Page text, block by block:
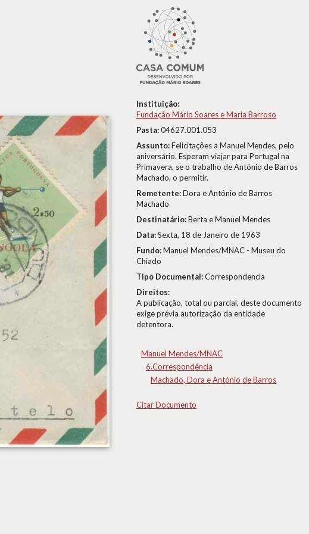
Instituição:
Fundação Mário Soares e Maria Barroso
Pasta:04627.001.053
Assunto:Felicitações a Manuel Mendes, pelo
aniversário. Esperam viajar para Portugal na
Primavera, se o trabalho de António de Barros
Machado, o permitir.
Remetente:Dora e António de Barros
Machado
Destinatário:Berta e Manuel Mendes
Data:Sexta, 18 de Janeiro de 1963
Fundo:Manuel Mendes/MNAC - Museu do
Chiado
Tipo Documental:Correspondencia
Direitos:
A publicação, total ou parcial, deste documento
exige prévia autorização da entidade
detentora.
Manuel Mendes/MNAC
6.Correspondência
Machado, Dora e António de Barros
Citar Documento